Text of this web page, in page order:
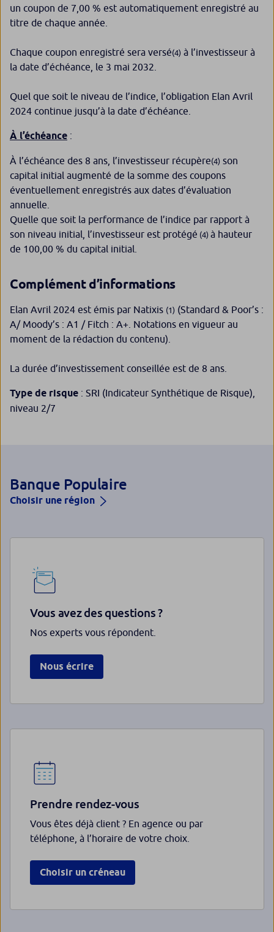
un coupon de 7,00 % est automatiquement enregistré au
titre de chaque année.
Chaque coupon enregistré sera versé(4) à l’investisseur à
la date d’échéance, le 3 mai 2032.
Quel que soit le niveau de l’indice, l’obligation Elan Avril
2024 continue jusqu’à la date d’échéance.
À l’échéance :
À l’échéance des 8 ans, l’investisseur récupère(4) son
capital initial augmenté de la somme des coupons
éventuellement enregistrés aux dates d’évaluation
annuelle.
Quelle que soit la performance de l’indice par rapport à
son niveau initial, l’investisseur est protégé (4)à hauteur
de 100,00 % du capital initial.
Complément d’informations
Elan Avril 2024 est émis par Natixis (1) (Standard & Poor’s :
A/ Moody’s : A1 / Fitch : A+. Notations en vigueur au
moment de la rédaction du contenu).
La durée d’investissement conseillée est de 8 ans.
Type de risque : SRI (Indicateur Synthétique de Risque),
niveau 2/7
Banque Populaire
Choisir une région
Vous avez des questions ?
Nos experts vous répondent.
Nous écrire
Prendre rendez-vous
Vous êtes déjà client ? En agence ou par
téléphone, à l’horaire de votre choix.
Choisir un créneau